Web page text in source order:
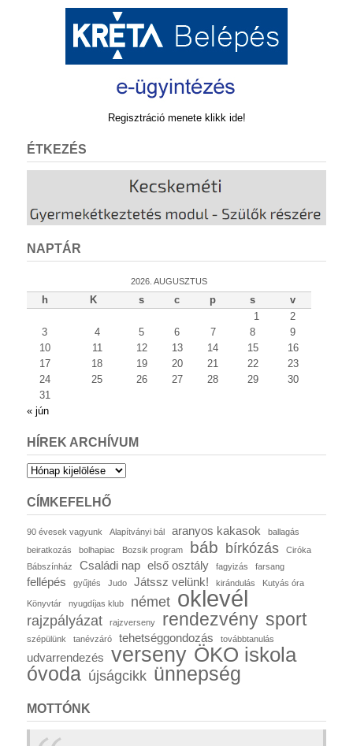
Regisztráció menete klikk ide!
ÉTKEZÉS
NAPTÁR
2026. AUGUSZTUS
h K s c p s
v
1
2
3
4 5 6 7 8
9
10
11 12 13 14 15
16
17
18 19 20 21 22
23
24
25 26 27 28 29
30
31
« jún
HÍREK ARCHÍVUM
Hírek
CÍMKEFELHŐ
90 évesek vagyunk Alapítványi bál aranyos kakasok
ballagás
beiratkozás
bolhapiac Bozsik program báb bírkózás
Ciróka
Bábszínház
Családi nap első osztály fagyizás farsang
fellépés gyűjtés Judo Játssz velünk! kirándulás Kutyás óra
Könyvtár nyugdíjas klub német oklevél
rajzpályázat rajzverseny rendezvény sport
szépülünk tanévzáró tehetséggondozás továbbtanulás
udvarrendezés verseny ÖKO iskola
óvoda újságcikk ünnepség
MOTTÓNK